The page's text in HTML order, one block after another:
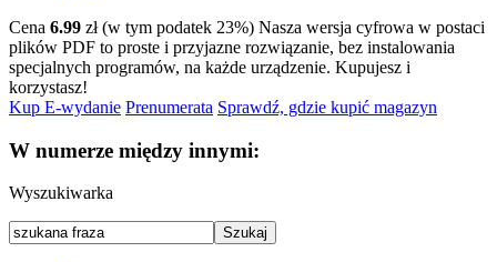
Cena 6.99 zł (w tym podatek 23%) Nasza wersja cyfrowa w postaci
plików PDF to proste i przyjazne rozwiązanie, bez instalowania
specjalnych programów, na każde urządzenie. Kupujesz i
korzystasz!
Kup E-wydanie Prenumerata Sprawdź, gdzie kupić magazyn
W numerze między innymi:
Wyszukiwarka